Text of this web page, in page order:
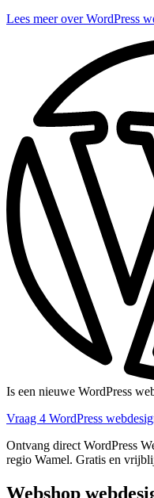
Lees meer over WordPress
Is een nieuwe WordPress
Vraag 4 WordPress
Ontvang direct WordPress
regio Wamel. Gratis en
Webshop